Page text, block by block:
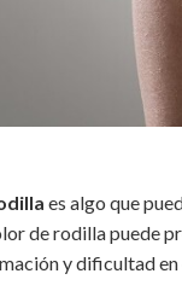
es algo que
de rodilla puede
y dificultad en